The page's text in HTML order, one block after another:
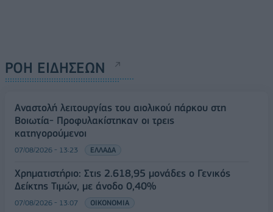
ΡΟΗ ΕΙΔΗΣΕΩΝ
Αναστολή λειτουργίας του αιολικού πάρκου στη
Βοιωτία- Προφυλακίστηκαν οι τρεις
κατηγορούμενοι
07/08/2026 - 13:23 ΕΛΛΑΔΑ
Χρηματιστήριο: Στις 2.618,95 μονάδες ο Γενικός
Δείκτης Τιμών, με άνοδο 0,40%
07/08/2026 - 13:07 ΟΙΚΟΝΟΜΙΑ